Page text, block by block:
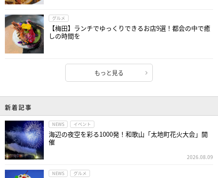
グルメ
【梅田】ランチでゆっくりできるお店9選！都会の中で癒
しの時間を
もっと見る
新着記事
NEWS イベント
海辺の夜空を彩る1000発！和歌山「太地町花火大会」開
催
2026.08.09
NEWS グルメ